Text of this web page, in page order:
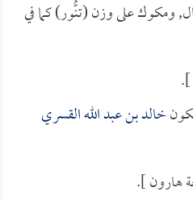
ومكوك على وزن (تنُّور) كما في
].
خالد بن عبد الله القسري
هارون ].